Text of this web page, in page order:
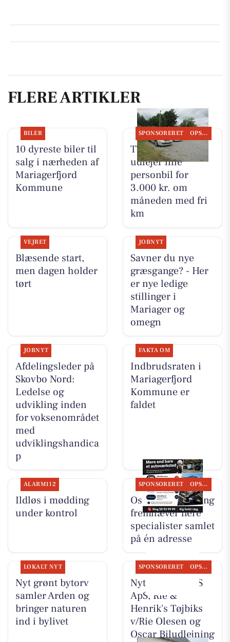
FLERE ARTIKLER
BILER
10 dyreste biler til
salg i nærheden af
Mariagerfjord
Kommune
SPONSORERET OPSLAGSTAVLEN
TT CARS ApS
udlejer lille
personbil for
3.000 kr. om
måneden med fri
km
VEJRET
Blæsende start,
men dagen holder
tørt
JOBNYT
Savner du nye
græsgange? - Her
er nye ledige
stillinger i
Mariager og
omegn
JOBNYT
Afdelingsleder på
Skovbo Nord:
Ledelse og
udvikling inden
for voksenområdet
med
udviklingshandica
p
FAKTA OM
Indbrudsraten i
Mariagerfjord
Kommune er
faldet
ALARM112
Ildløs i mødding
under kontrol
SPONSORERET OPSLAGSTAVLEN
Oscar Biludlejning
fremhæver flere
specialister samlet
på én adresse
LOKALT NYT
Nyt grønt bytorv
samler Arden og
bringer naturen
ind i bylivet
SPONSORERET OPSLAGSTAVLEN
Nyt fra TT CARS
ApS, Rie &
Henrik's Tøjbiks
v/Rie Olesen og
Oscar Biludlejning